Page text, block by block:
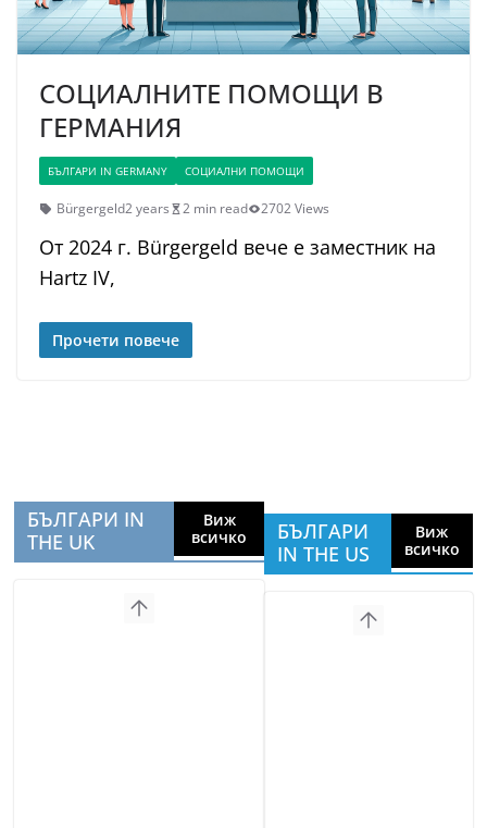
СОЦИАЛНИТЕ ПОМОЩИ В
ГЕРМАНИЯ
БЪЛГАРИ IN GERMANY СОЦИАЛНИ ПОМОЩИ
Bürgergeld2 years 2 min read 2702 Views
От 2024 г. Bürgergeld вече е заместник на
Hartz IV,
Прочети повече
БЪЛГАРИ IN
THE UK
Виж
всичко
БЪЛГАРИ
IN THE US
Виж
всичко